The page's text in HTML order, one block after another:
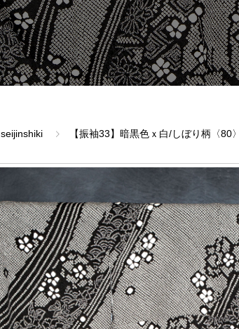
seijinshiki 【振袖33】暗黒色ｘ白/しぼり柄〈80〉